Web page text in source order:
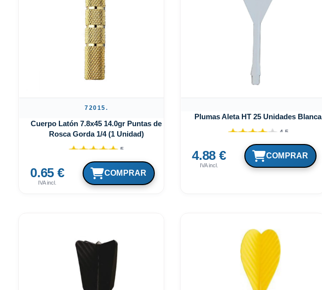
72015.
Cuerpo Latón 7.8x45 14.0gr Puntas de
Rosca Gorda 1/4 (1 Unidad)
5
0.65 €
IVA incl.
Plumas Aleta HT 25 Unidades Blanca
4.5
4.88 €
IVA incl.